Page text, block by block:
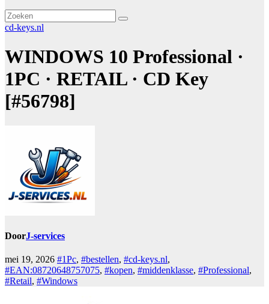
cd-keys.nl
WINDOWS 10 Professional ·
1PC · RETAIL · CD Key
[#56798]
DoorJ-services
mei 19, 2026 #1Pc, #bestellen, #cd-keys.nl,
#EAN:08720648757075, #kopen, #middenklasse, #Professional,
#Retail, #Windows